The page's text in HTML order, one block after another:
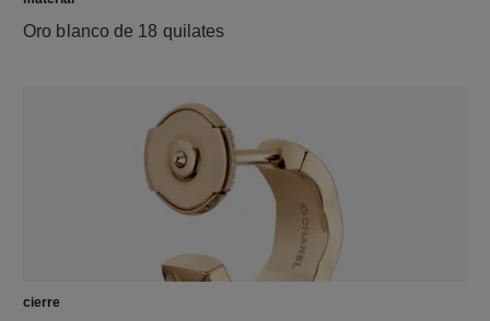
Oro blanco de 18 quilates
cierre